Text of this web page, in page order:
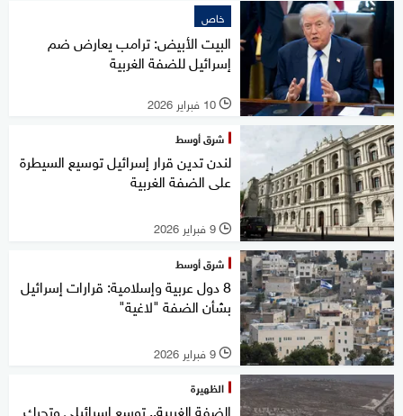
خاص
البيت الأبيض: ترامب يعارض ضم
إسرائيل للضفة الغربية
l 10 فبراير 2026
شرق أوسط
لندن تدين قرار إسرائيل توسيع السيطرة
على الضفة الغربية
l 9 فبراير 2026
شرق أوسط
8 دول عربية وإسلامية: قرارات إسرائيل
بشأن الضفة "لاغية"
l 9 فبراير 2026
الظهيرة
الضفة الغربية.. توسع إسرائيلي وتحرك